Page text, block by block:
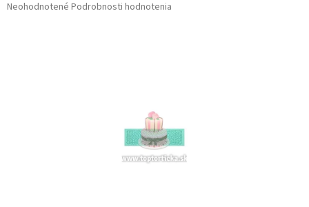
Priemerné
Neohodnotené Podrobnosti hodnotenia